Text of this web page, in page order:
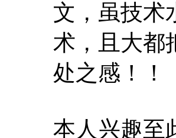
文，虽技术
术，且大都
处之感！！
本人兴趣至